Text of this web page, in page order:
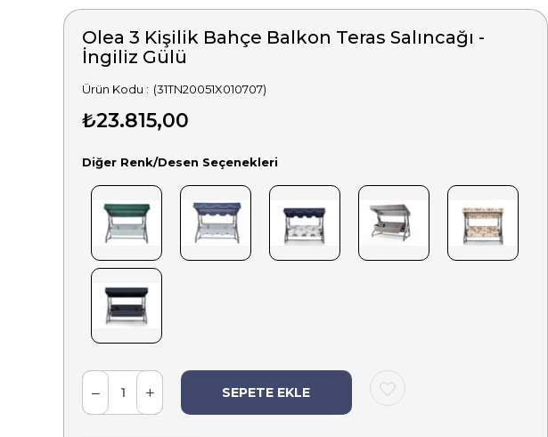
Olea 3 Kişilik Bahçe Balkon Teras Salıncağı -
İngiliz Gülü
(31TN20051X010707)
₺23.815,00
Diğer Renk/Desen Seçenekleri